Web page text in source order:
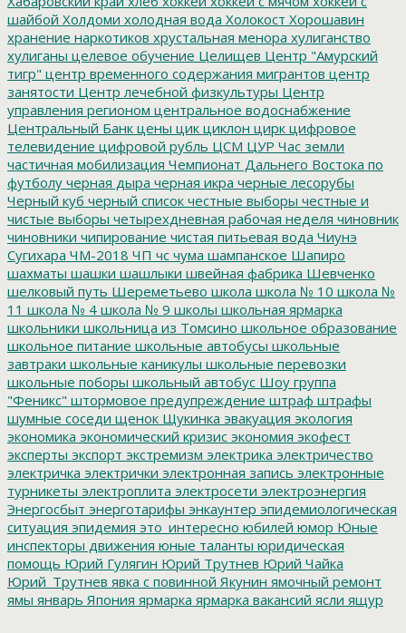
шайбой Холдоми холодная вода Холокост Хорошавин
хранение наркотиков хрустальная менора хулиганство
хулиганы целевое обучение Целищев Центр "Амурский
тигр" центр временного содержания мигрантов центр
занятости Центр лечебной физкультуры Центр
управления регионом центральное водоснабжение
Центральный Банк цены цик циклон цирк цифровое
телевидение цифровой рубль ЦСМ ЦУР Час земли
частичная мобилизация Чемпионат Дальнего Востока по
футболу черная дыра черная икра черные лесорубы
Черный куб черный список честные выборы честные и
чистые выборы четырехдневная рабочая неделя чиновник
чиновники чипирование чистая питьевая вода Чиунэ
Сугихара ЧМ-2018 ЧП чс чума шампанское Шапиро
шахматы шашки шашлыки швейная фабрика Шевченко
шелковый путь Шереметьево школа школа № 10 школа №
11 школа № 4 школа № 9 школы школьная ярмарка
школьники школьница из Томсино школьное образование
школьное питание школьные автобусы школьные
завтраки школьные каникулы школьные перевозки
школьные поборы школьный автобус Шоу группа
"Феникс" штормовое предупреждение штраф штрафы
шумные соседи щенок Щукинка эвакуация экология
экономика экономический кризис экономия экофест
эксперты экспорт экстремизм электрика электричество
электричка электрички электронная запись электронные
турникеты электроплита электросети электроэнергия
Энергосбыт энерготарифы энкаунтер эпидемиологическая
ситуация эпидемия это_интересно юбилей юмор Юные
инспекторы движения юные таланты юридическая
помощь Юрий Гулягин Юрий Трутнев Юрий Чайка
Юрий_Трутнев явка с повинной Якунин ямочный ремонт
ямы январь Япония ярмарка ярмарка вакансий ясли ящур